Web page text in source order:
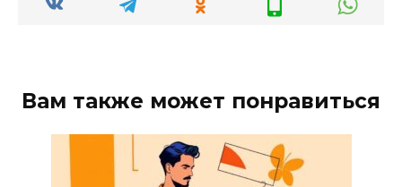
Вам также может понравиться